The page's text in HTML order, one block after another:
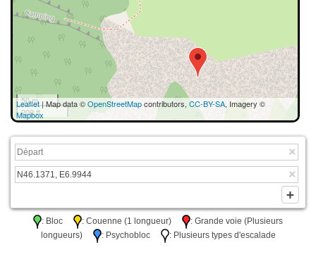
50 m
200 ft
Leaflet| Map data ©OpenStreetMapcontributors, CC-BY-SA, Imagery ©
Mapbox
: Bloc : Couenne (1 longueur)
: Grande voie (Plusieurs
longueurs)
: Psychobloc : Plusieurs types d'escalade